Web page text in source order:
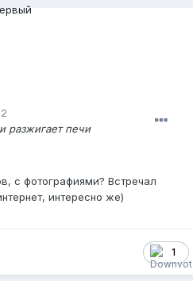
разжигает печи
с фотографиями? Встречал
интересно же)
1